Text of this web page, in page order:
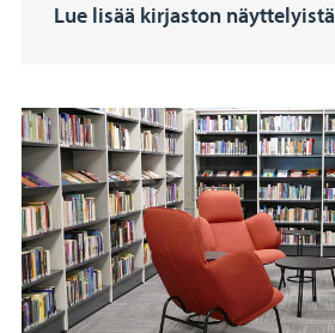
Lue lisää kirjaston näyttelyistä